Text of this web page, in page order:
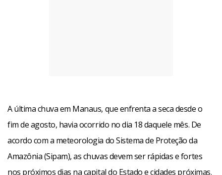
A última chuva em Manaus, que enfrenta a seca desde o
fim de agosto, havia ocorrido no dia 18 daquele mês. De
acordo com a meteorologia do Sistema de Proteção da
Amazônia (Sipam), as chuvas devem ser rápidas e fortes
nos próximos dias na capital do Estado e cidades próximas.